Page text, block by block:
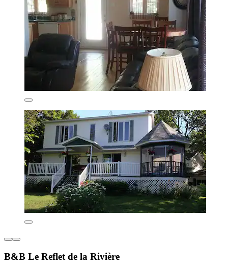
B&B Le Reflet de la Rivière